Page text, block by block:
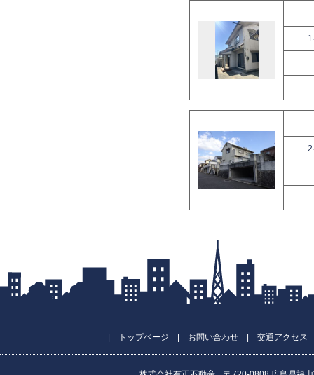
2
トップページ お問い合わせ 交通アクセス